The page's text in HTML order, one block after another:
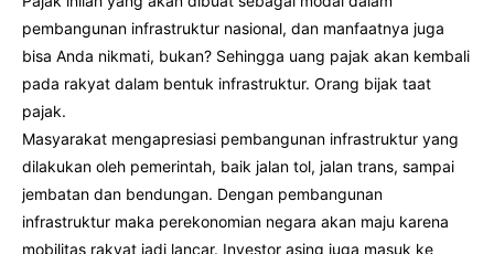
pembangunan infrastruktur nasional, dan manfaatnya juga
bisa Anda nikmati, bukan? Sehingga uang pajak akan kembali
pada rakyat dalam bentuk infrastruktur. Orang bijak taat
pajak.
Masyarakat mengapresiasi pembangunan infrastruktur yang
dilakukan oleh pemerintah, baik jalan tol, jalan trans, sampai
jembatan dan bendungan. Dengan pembangunan
infrastruktur maka perekonomian negara akan maju karena
mobilitas rakyat jadi lancar. Investor asing juga masuk ke